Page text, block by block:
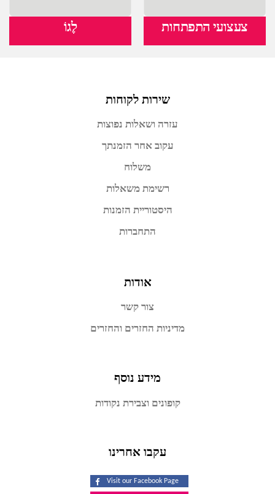
צעצועי התפתחות לֶגוֹ
שירות לקוחות
עזרה ושאלות נפוצות
עקוב אחר הזמנתך
משלוח
רשימת משאלות
היסטוריית הזמנות
התחברות
אודות
צור קשר
מדיניות החזרים והחזרים
מידע נוסף
קופונים וצבירת נקודות
עקבו אחרינו
Visit our Facebook Page